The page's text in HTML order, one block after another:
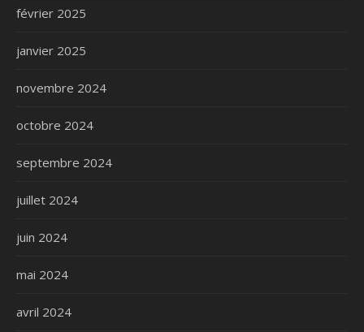
février 2025
janvier 2025
novembre 2024
octobre 2024
septembre 2024
juillet 2024
juin 2024
mai 2024
avril 2024